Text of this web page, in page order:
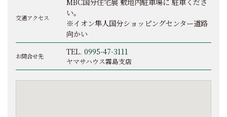
交通アクセス
い。
※イオン隼人国分ショッピングセンター道路
向かい
お問合せ先 TEL. 0995-47-3111
ヤマサハウス霧島支店